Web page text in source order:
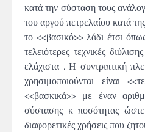
κατά την σύσταση τους
του αργού πετρελαίου κατά
το <<βασικό>> λάδι έτσι
τελειότερες τεχνικές
ελάχιστα . Η συντριπτική
χρησιμοποιούνται είναι
<<βασκικά>> με έναν
σύστασης κ ποσότητας ώστε
διαφορετικές χρήσεις που